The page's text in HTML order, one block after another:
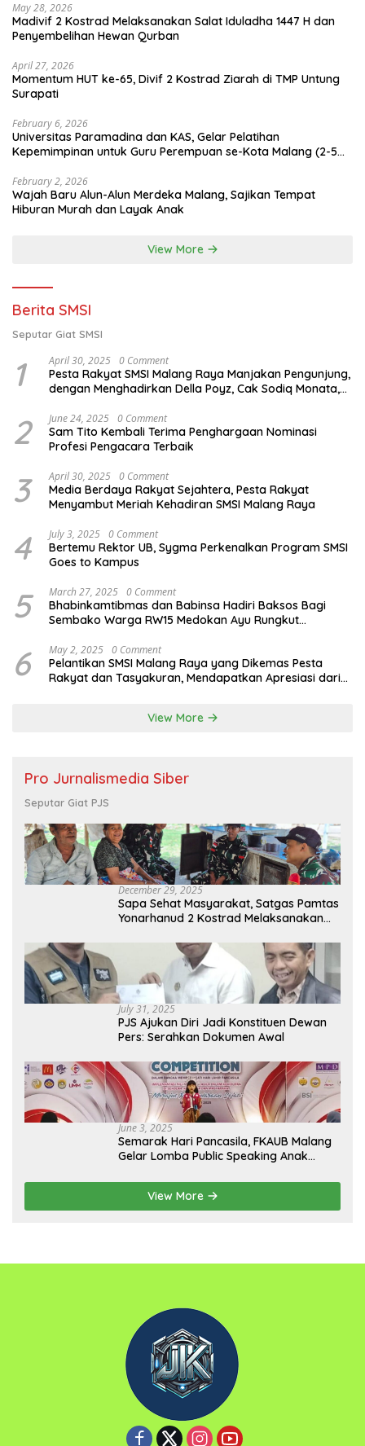
May 28, 2026
Madivif 2 Kostrad Melaksanakan Salat Iduladha 1447 H dan
Penyembelihan Hewan Qurban
April 27, 2026
Momentum HUT ke-65, Divif 2 Kostrad Ziarah di TMP Untung
Surapati
February 6, 2026
Universitas Paramadina dan KAS, Gelar Pelatihan
Kepemimpinan untuk Guru Perempuan se-Kota Malang (2-5
February 2, 2026
Wajah Baru Alun-Alun Merdeka Malang, Sajikan Tempat
Hiburan Murah dan Layak Anak
View More
Berita SMSI
Seputar Giat SMSI
1 April 30, 2025 0 Comment
Pesta Rakyat SMSI Malang Raya Manjakan Pengunjung,
dengan Menghadirkan Della Poyz, Cak Sodiq Monata,
2 June 24, 2025 0 Comment
Sam Tito Kembali Terima Penghargaan Nominasi
Profesi Pengacara Terbaik
3 April 30, 2025 0 Comment
Media Berdaya Rakyat Sejahtera, Pesta Rakyat
Menyambut Meriah Kehadiran SMSI Malang Raya
4 July 3, 2025 0 Comment
Bertemu Rektor UB, Sygma Perkenalkan Program SMSI
Goes to Kampus
5 March 27, 2025 0 Comment
Bhabinkamtibmas dan Babinsa Hadiri Baksos Bagi
Sembako Warga RW15 Medokan Ayu Rungkut
6 May 2, 2025 0 Comment
Pelantikan SMSI Malang Raya yang Dikemas Pesta
Rakyat dan Tasyakuran, Mendapatkan Apresiasi dari
View More
Pro Jurnalismedia Siber
Seputar Giat PJS
December 29, 2025
Sapa Sehat Masyarakat, Satgas Pamtas
Yonarhanud 2 Kostrad Melaksanakan
July 31, 2025
PJS Ajukan Diri Jadi Konstituen Dewan
Pers: Serahkan Dokumen Awal
June 3, 2025
Semarak Hari Pancasila, FKAUB Malang
Gelar Lomba Public Speaking Anak
Pancasila
View More